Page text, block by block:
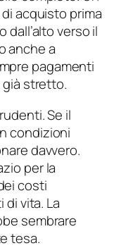
acquisto prima
dall’alto verso il
anche a
pagamenti
stretto.
Se il
condizioni
davvero.
per la
costi
di vita. La
sembrare
tesa.